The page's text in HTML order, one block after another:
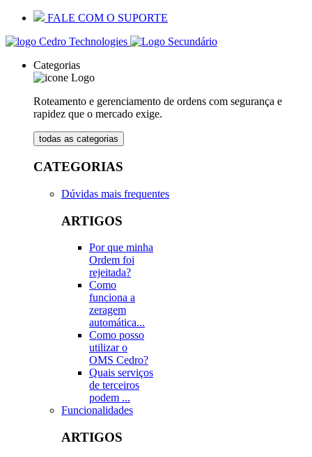
FALE COM O SUPORTE
Categorias
Roteamento e gerenciamento de ordens com segurança e
rapidez que o mercado exige.
todas as categorias
CATEGORIAS
Dúvidas mais frequentes
ARTIGOS
Por que minha
Ordem foi
rejeitada?
Como
funciona a
zeragem
automática...
Como posso
utilizar o
OMS Cedro?
Quais serviços
de terceiros
podem ...
Funcionalidades
ARTIGOS